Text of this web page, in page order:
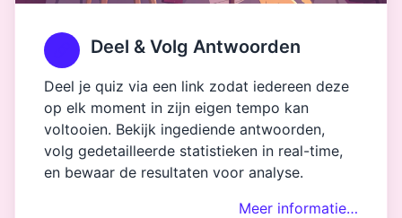
Deel & Volg Antwoorden
Deel je quiz via een link zodat iedereen deze
op elk moment in zijn eigen tempo kan
voltooien. Bekijk ingediende antwoorden,
volg gedetailleerde statistieken in real-time,
en bewaar de resultaten voor analyse.
Meer informatie…